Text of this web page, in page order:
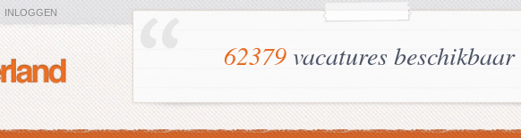
INLOGGEN
62379vacatures beschikbaar